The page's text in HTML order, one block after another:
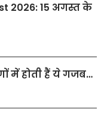
2026: 15 अगस्त के
में होती हैं ये गजब…